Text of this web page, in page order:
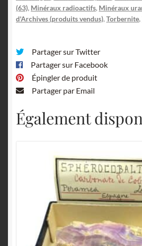
(63), Minéraux radioactifs, Minéraux
d'Archives (produits vendus), Torbernite,
Partager sur Twitter
Partager sur Facebook
Épingler de produit
Partager par Email
Également